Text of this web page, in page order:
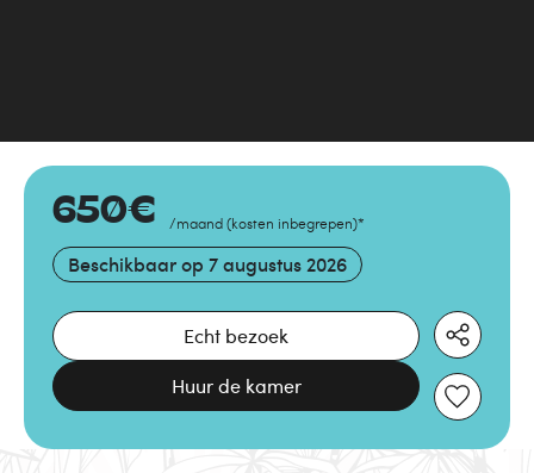
650€ /maand (kosten inbegrepen)*
Beschikbaar op 7 augustus 2026
Echt bezoek
Huur de kamer